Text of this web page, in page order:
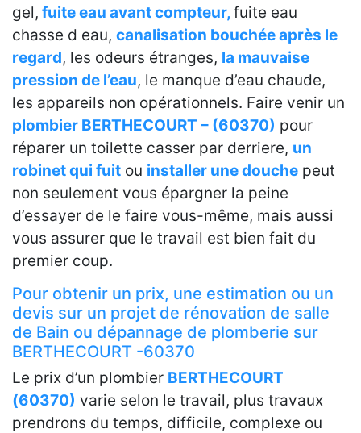
gel, fuite eau avant compteur,fuite eau
chasse d eau, canalisation bouchée après le
regard, les odeurs étranges, la mauvaise
pression de l’eau, le manque d’eau chaude,
les appareils non opérationnels. Faire venir un
plombier BERTHECOURT – (60370) pour
réparer un toilette casser par derriere, un
robinet qui fuit ou installer une douche peut
non seulement vous épargner la peine
d’essayer de le faire vous-même, mais aussi
vous assurer que le travail est bien fait du
premier coup.
Pour obtenir un prix, une estimation ou un
devis sur un projet de rénovation de salle
de Bain ou dépannage de plomberie sur
BERTHECOURT -60370
Le prix d’un plombier BERTHECOURT
(60370) varie selon le travail, plus travaux
prendrons du temps, difficile, complexe ou